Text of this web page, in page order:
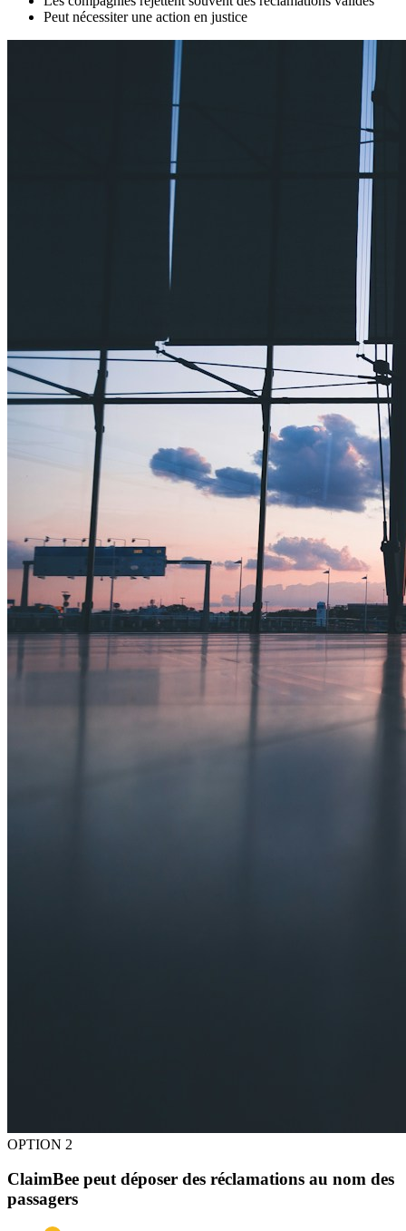
Peut nécessiter une action en justice
OPTION 2
ClaimBee peut déposer des réclamations au nom des
passagers